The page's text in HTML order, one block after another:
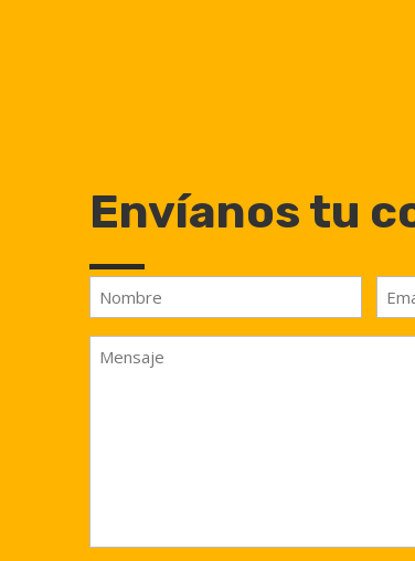
Envíanos tu
Nombre
Nombre
Sin
nombre